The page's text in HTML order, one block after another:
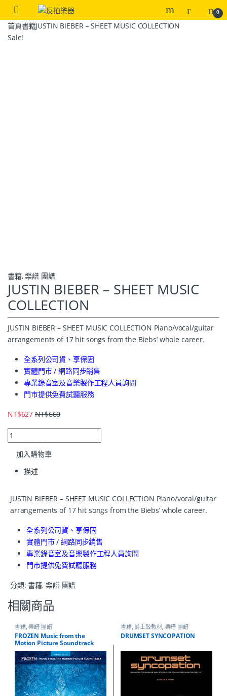
0
首頁書籍JUSTIN BIEBER – SHEET MUSIC COLLECTION
Sale!
書籍,樂譜 團譜
JUSTIN BIEBER – SHEET MUSIC
COLLECTION
JUSTIN BIEBER – SHEET MUSIC COLLECTION Piano/vocal/guitar
arrangements of 17 hit songs from the Biebs’ whole career.
全系列公司貨、享保固
實體門市 / 網路同步銷售
專業錄音室及音樂製作工程人員詢問
門市提供免費試聽服務
NT$627 NT$660
加入購物車
描述
JUSTIN BIEBER – SHEET MUSIC COLLECTION Piano/vocal/guitar
arrangements of 17 hit songs from the Biebs’ whole career.
全系列公司貨、享保固
實體門市 / 網路同步銷售
專業錄音室及音樂製作工程人員詢問
門市提供免費試聽服務
分類:書籍, 樂譜 團譜
相關商品
書籍,樂譜 團譜
FROZEN Music from the
Motion Picture Soundtrack
書籍, 爵士鼓教材, 樂譜 團譜
DRUMSET SYNCOPATION